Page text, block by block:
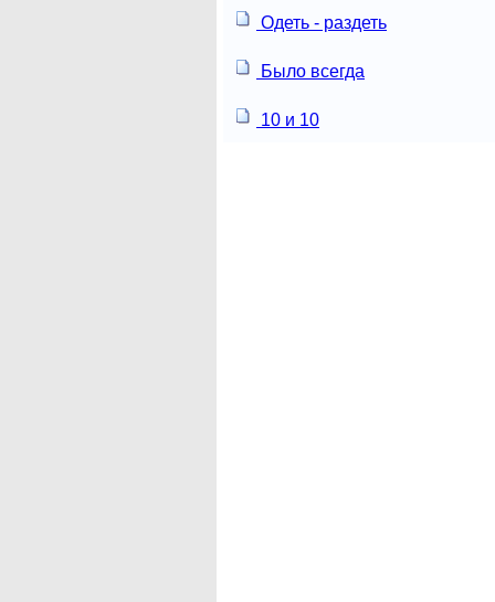
Одеть - раздеть
Было всегда
10 и 10